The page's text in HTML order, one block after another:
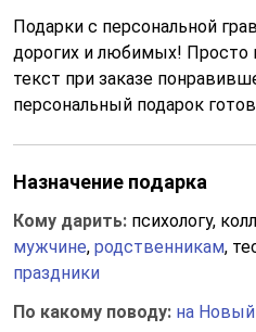
Подарки с персональной
дорогих и любимых!
текст при заказе
персональный подарок
Назначение подарка
Кому дарить: психологу,
мужчине, родственникам,
праздники
По какому поводу: на